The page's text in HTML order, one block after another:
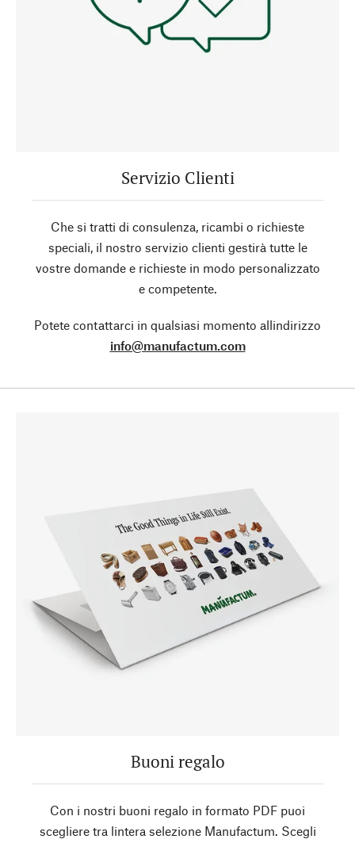
Servizio Clienti
Che si tratti di consulenza, ricambi o richieste
speciali, il nostro servizio clienti gestirà tutte le
vostre domande e richieste in modo personalizzato
e competente.
Potete contattarci in qualsiasi momento allindirizzo
info@manufactum.com
Buoni regalo
Con i nostri buoni regalo in formato PDF puoi
scegliere tra lintera selezione Manufactum. Scegli